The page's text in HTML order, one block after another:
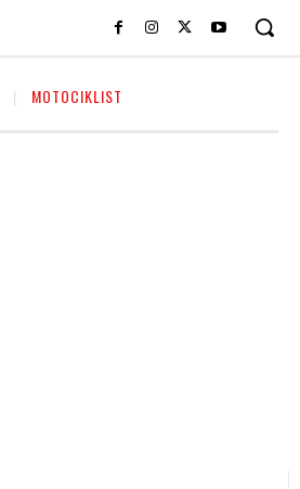
MOTOCIKLIST